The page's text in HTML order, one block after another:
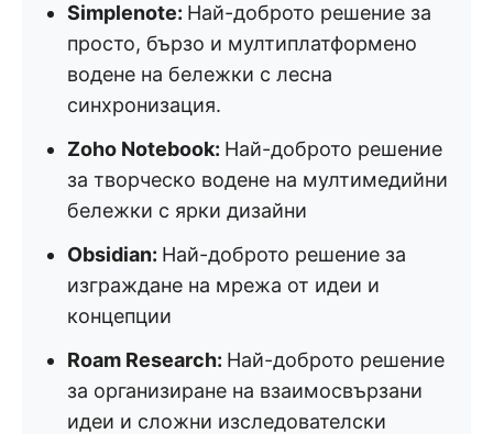
Simplenote: Най-доброто решение за
просто, бързо и мултиплатформено
водене на бележки с лесна
синхронизация.
Zoho Notebook: Най-доброто решение
за творческо водене на мултимедийни
бележки с ярки дизайни
Obsidian: Най-доброто решение за
изграждане на мрежа от идеи и
концепции
Roam Research: Най-доброто решение
за организиране на взаимосвързани
идеи и сложни изследователски